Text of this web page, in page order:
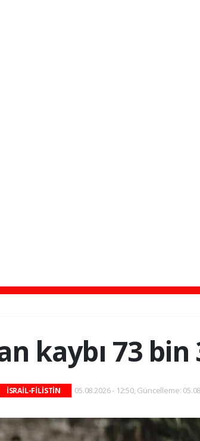
kaybı 73
İSRAİL-FİLİSTİN 05.08.2026 - 12:50, Güncelleme: